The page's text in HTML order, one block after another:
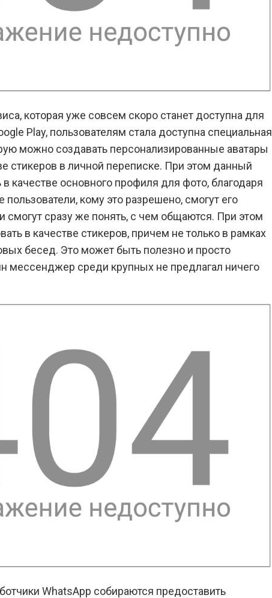
которая уже совсем скоро станет доступна для
Play, пользователям стала доступна специальная
можно создавать персонализированные аватары
стикеров в личной переписке. При этом данный
качестве основного профиля для фото, благодаря
кому это разрешено, смогут его
смогут сразу же понять, с чем общаются. При этом
в качестве стикеров, причем не только в рамках
бесед. Это может быть полезно и просто
мессенджер среди крупных не предлагал ничего
WhatsApp собираются предоставить